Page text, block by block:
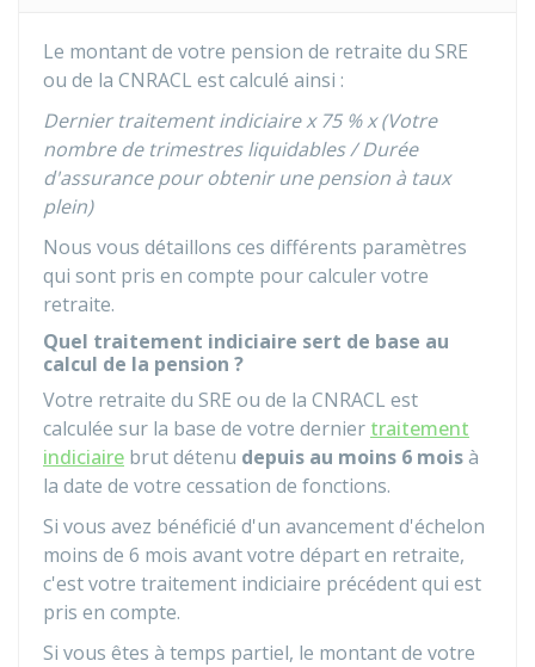
Le montant de votre pension de retraite du SRE
ou de la CNRACL est calculé ainsi :
Dernier traitement indiciaire x75 %x (Votre
nombre de trimestres liquidables / Durée
d'assurance pour obtenir une pension à taux
plein)
Nous vous détaillons ces différents paramètres
qui sont pris en compte pour calculer votre
retraite.
Quel traitement indiciaire sert de base au
calcul de la pension ?
Votre retraite du SRE ou de la CNRACL est
calculée sur la base de votre dernier traitement
indiciaire brut détenu depuis au moins 6 moisà
la date de votre cessation de fonctions.
Si vous avez bénéficié d'un avancement d'échelon
moins de 6 mois avant votre départ en retraite,
c'est votre traitement indiciaire précédent qui est
pris en compte.
Si vous êtes à temps partiel, le montant de votre